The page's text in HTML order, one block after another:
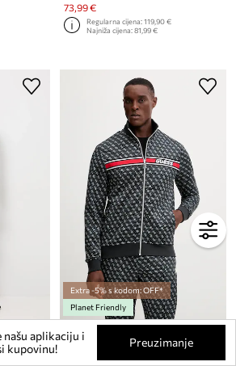
73,99 €
Regularna cijena:119,90 €
Najniža cijena:81,99 €
Extra -5% s kodom: OFF*
Planet Friendly
Dukserica Guess KORBIN
Trenutna cijena:
našu aplikaciju i
kupovinu!
Preuzimanje